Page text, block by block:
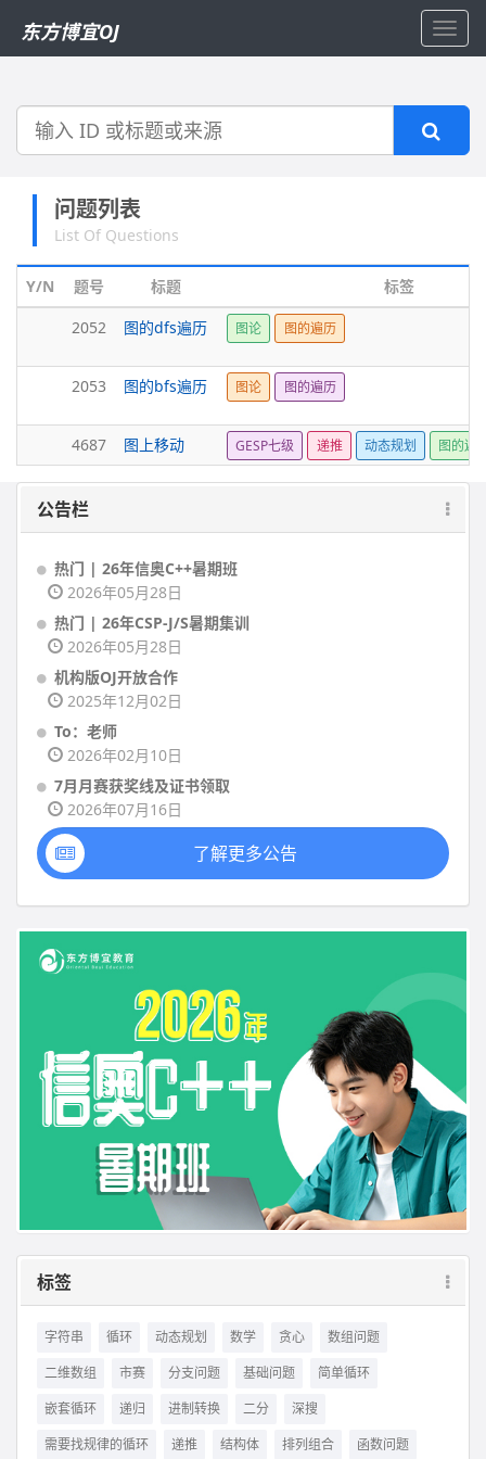
东方博宜OJ
搜
问题列表
List Of Questions
Y/N 题号 标题
标签
2052
图的dfs遍历 图论 图的遍历
2053 图的bfs遍历 图论 图的遍历
4687 图上移动 GESP七级 递推 动态规划 图的遍
公告栏
热门 | 26年信奥C++暑期班
2026年05月28日
热门 | 26年CSP-J/S暑期集训
2026年05月28日
机构版OJ开放合作
2025年12月02日
To：老师
2026年02月10日
7月月赛获奖线及证书领取
2026年07月16日
了解更多公告
标签
字符串 循环 动态规划 数学 贪心
数组问题
二维数组
市赛 分支问题 基础问题
简单循环
嵌套循环
递归 进制转换 二分
深搜
需要找规律的循环
递推 结构体 排列组合 函数问题